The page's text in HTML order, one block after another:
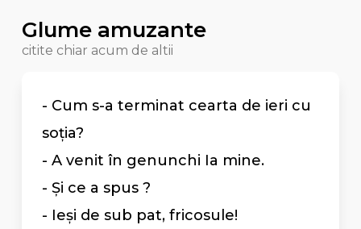
Glume amuzante
citite chiar acum de altii
- Cum s-a terminat cearta de ieri cu
soţia?
- A venit în genunchi Ia mine.
- Şi ce a spus ?
- Ieși de sub pat, fricosule!